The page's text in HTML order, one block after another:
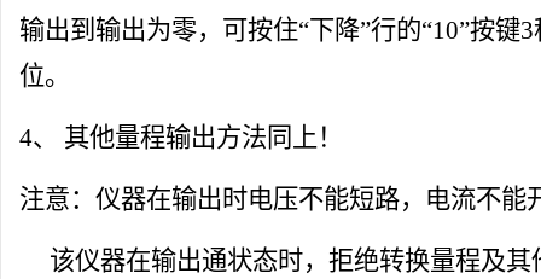
输出到输出为零，可按住“下降”行的“10”按键
位。
4、 其他量程输出方法同上！
注意：仪器在输出时电压不能短路，电流不能
该仪器在输出通状态时，拒绝转换量程及其